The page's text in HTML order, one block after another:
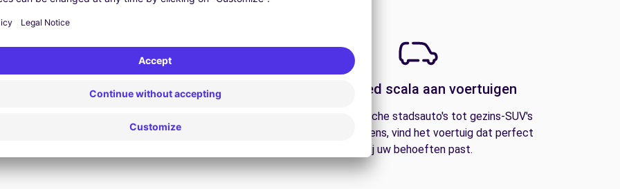
24/7 Assistentie
ondersteuningsdienst is te allen tijde beschikbaar
Een breed scala aan voertuigen
Van economische stadsauto's tot gezins-SUV's
en bestelwagens, vind het voertuig dat perfect
bij uw behoeften past.